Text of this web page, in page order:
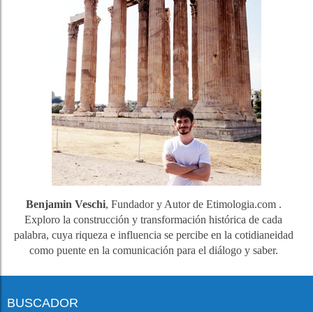
Benjamin Veschi, Fundador y Autor de Etimologia.com .
Exploro la construcción y transformación histórica de cada
palabra, cuya riqueza e influencia se percibe en la cotidianeidad
como puente en la comunicación para el diálogo y saber.
BUSCADOR